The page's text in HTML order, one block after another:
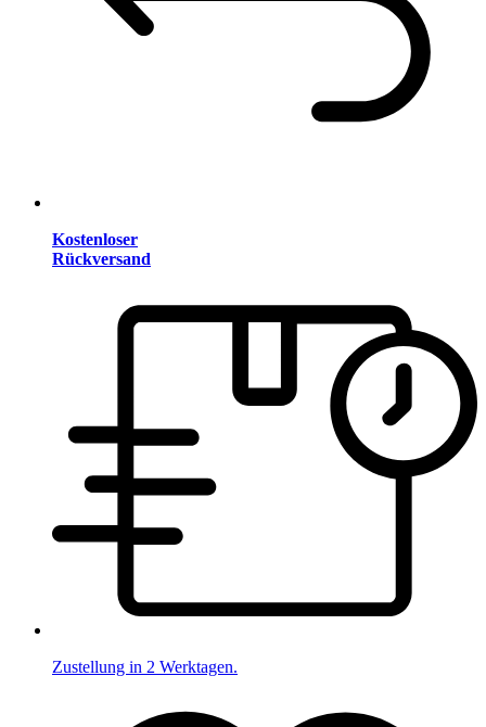
Kostenloser
Rückversand
Zustellung in 2 Werktagen.